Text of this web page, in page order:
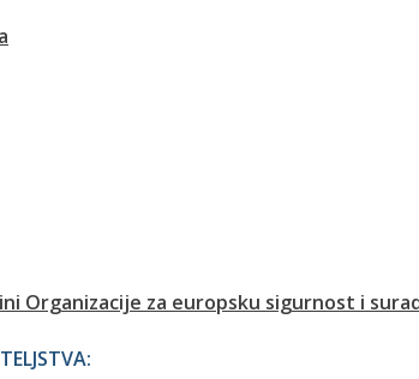
Organizacije za europsku sigurnost i